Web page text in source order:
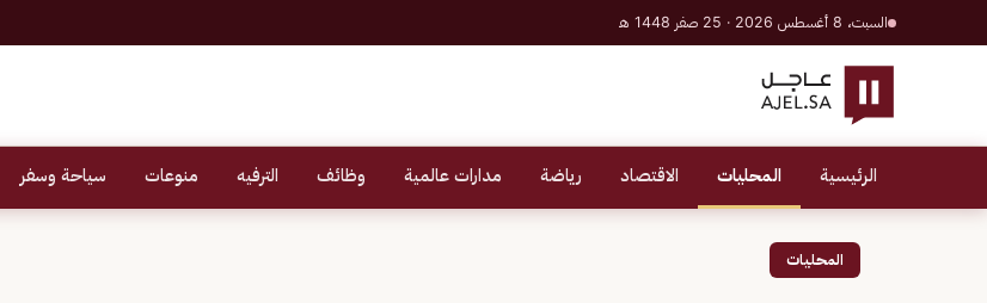
السبت، 8 أغسطس 2026 · 25 صفر 1448 هـ
الرئيسية المحليات الاقتصاد رياضة مدارات عالمية وظائف الترفيه منوعات سياحة وسفر
المحليات